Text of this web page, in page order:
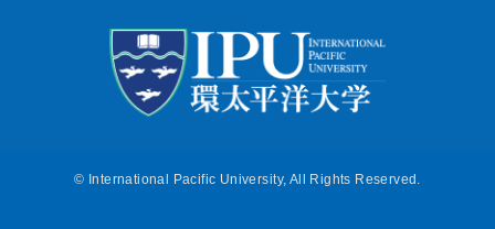
© International Pacific University, All Rights Reserved.